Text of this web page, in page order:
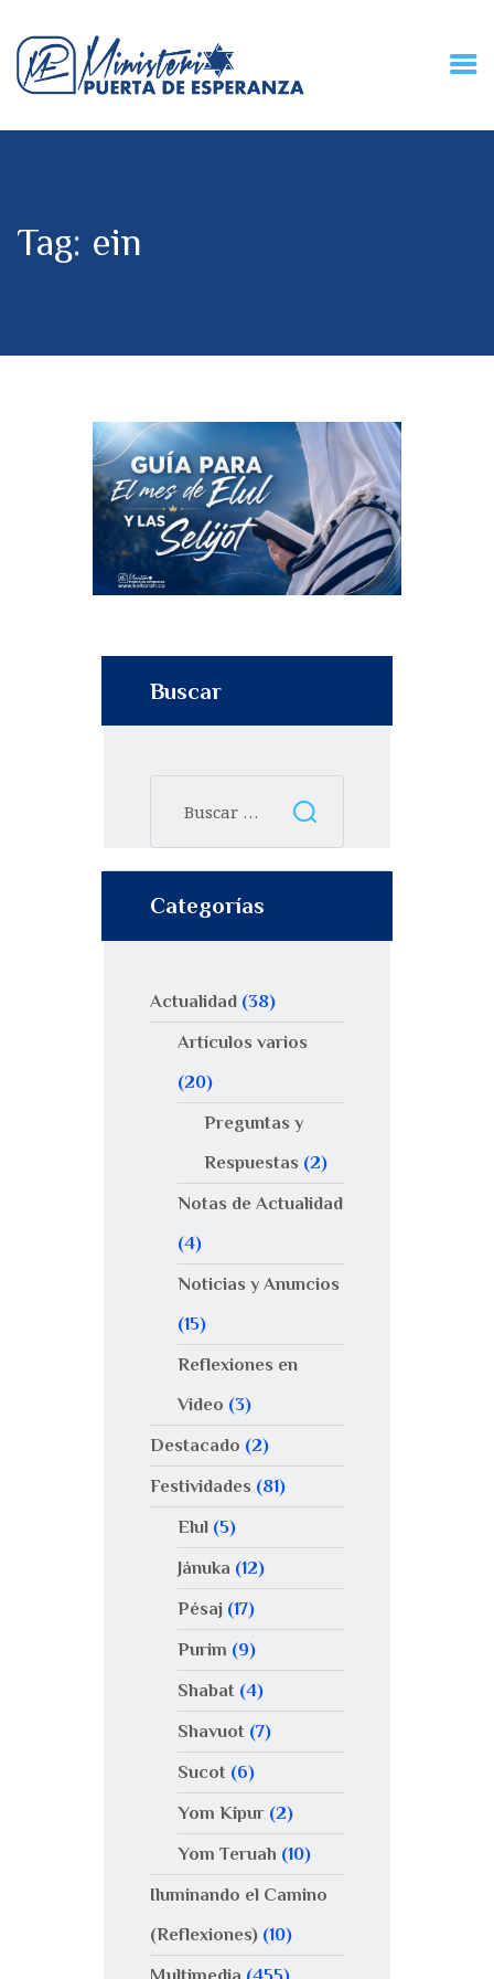
Tag: einMPE TV
REUNIONES &
Buscar
Categorías
Actualidad (38)
Artículos varios
(20)
Preguntas y
Respuestas (2)
Notas de Actualidad
(4)
Noticias y Anuncios
(15)
Reflexiones en
Video (3)
Destacado (2)
Festividades (81)
Elul(5)
Jánuka (12)
Pésaj(17)
Purim (9)
Shabat(4)
Shavuot(7)
Sucot(6)
Yom Kipur(2)
Yom Teruah (10)
Iluminando el Camino
(Reflexiones) (10)